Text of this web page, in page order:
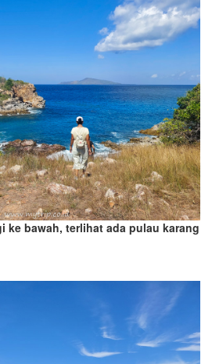
ke bawah, terlihat ada pulau karang